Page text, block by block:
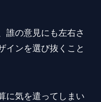
誰の意見にも左右さ
インを選び抜くこと
に気を遣ってしまい